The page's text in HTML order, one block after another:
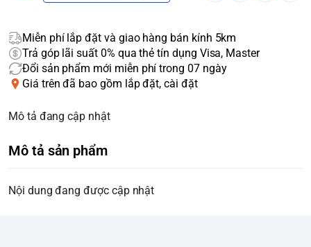
Miễn phí lắp đặt và giao hàng bán kính 5km
Trả góp lãi suất 0% qua thẻ tín dụng Visa, Master
Đổi sản phẩm mới miễn phí trong 07 ngày
Giá trên đã bao gồm lắp đặt, cài đặt
Mô tả đang cập nhật
Mô tả sản phẩm
Nội dung đang được cập nhật